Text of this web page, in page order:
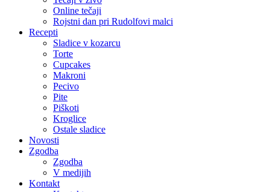
Online tečaji
Rojstni dan pri Rudolfovi malci
Recepti
Sladice v kozarcu
Torte
Cupcakes
Makroni
Pecivo
Pite
Piškoti
Kroglice
Ostale sladice
Novosti
Zgodba
Zgodba
V medijih
Kontakt